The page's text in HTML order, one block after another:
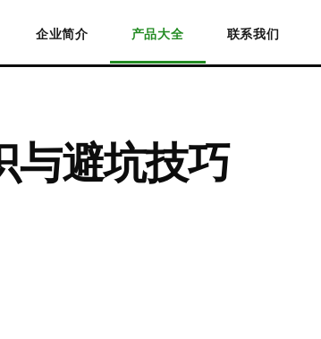
企业简介 产品大全 联系我们
与避坑技巧